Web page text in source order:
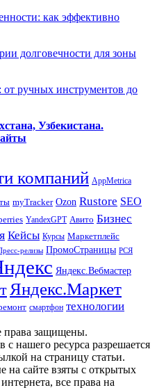
как эффективно
долговечности для зоны
ручных инструментов до
Узбекистана.
компаний AppMetrica
myTracker Ozon Rustore SEO
YandexGPT Авито Бизнес
Кейсы Курсы Маркетплейс
релизы ПромоСтраницы РСЯ
Яндекс.Вебмастер
Яндекс.Маркет
смартфон технологии
права защищены.
нашего ресурса разрешается
на страницу статьи.
на сайте взяты с открытых
все права на